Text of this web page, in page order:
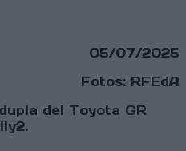
05/07/2025
Fotos: RFEdA
del Toyota GR